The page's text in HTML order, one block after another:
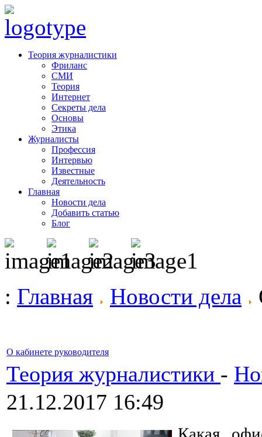
Теория журналистики
Фриланс
СМИ
Теория
Интернет
Секреты дела
Основы
Этика
Журналисты
Профессия
Интервью
Известные
Деятельность
Главная
Новости дела
Добавить статью
Блог
: Главная Новости дела
О кабинете руководителя
Теория журналистики -
21.12.2017 16:49